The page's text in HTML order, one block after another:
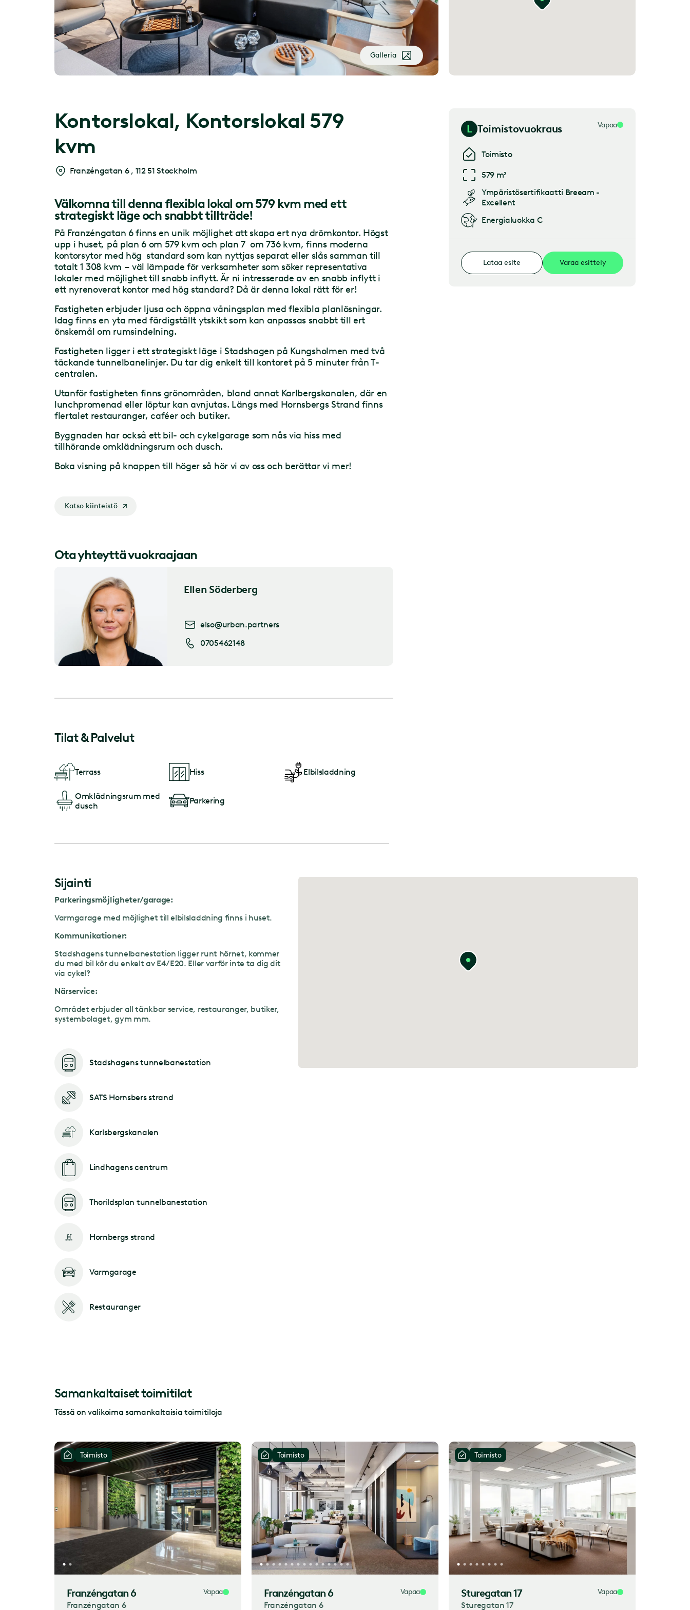
Galleria
Kontorslokal, Kontorslokal 579
kvm
Franzéngatan 6 , 112 51 Stockholm
Välkomna till denna flexibla lokal om 579 kvm med ett
strategiskt läge och snabbt tillträde!
På Franzéngatan 6 finns en unik möjlighet att skapa ert nya drömkontor. Högst
upp i huset, på plan 6 om 579 kvm och plan 7 om 736 kvm, finns moderna
kontorsytor med hög standard som kan nyttjas separat eller slås samman till
totalt 1 308 kvm – väl lämpade för verksamheter som söker representativa
lokaler med möjlighet till snabb inflytt. Är ni intresserade av en snabb inflytt i
ett nyrenoverat kontor med hög standard? Då är denna lokal rätt för er!
Fastigheten erbjuder ljusa och öppna våningsplan med flexibla planlösningar.
Idag finns en yta med färdigställt ytskikt som kan anpassas snabbt till ert
önskemål om rumsindelning.
Fastigheten ligger i ett strategiskt läge i Stadshagen på Kungsholmen med två
täckande tunnelbanelinjer. Du tar dig enkelt till kontoret på 5 minuter från T-
centralen.
Utanför fastigheten finns grönområden, bland annat Karlbergskanalen, där en
lunchpromenad eller löptur kan avnjutas. Längs med Hornsbergs Strand finns
flertalet restauranger, caféer och butiker.
Byggnaden har också ett bil- och cykelgarage som nås via hiss med
tillhörande omklädningsrum och dusch.
Boka visning på knappen till höger så hör vi av oss och berättar vi mer!
Katso kiinteistö
L Toimistovuokraus Vapaa
Toimisto
579 m²
Ympäristösertifikaatti Breeam -
Excellent
Energialuokka C
Lataa esite Varaa esittely
Ota yhteyttä vuokraajaan
Ellen Söderberg
elso@urban.partners
0705462148
Tilat & Palvelut
Terrass Hiss Elbilsladdning
Omklädningsrum med
dusch
Parkering
Sijainti
Parkeringsmöjligheter/garage:
Varmgarage med möjlighet till elbilsladdning finns i huset.
Kommunikationer:
Stadshagens tunnelbanestation ligger runt hörnet, kommer
du med bil kör du enkelt av E4/E20. Eller varför inte ta dig dit
via cykel?
Närservice:
Området erbjuder all tänkbar service, restauranger, butiker,
systembolaget, gym mm.
Stadshagens tunnelbanestation
SATS Hornsbers strand
Karlsbergskanalen
Lindhagens centrum
Thorildsplan tunnelbanestation
Hornbergs strand
Varmgarage
Restauranger
Samankaltaiset toimitilat
Tässä on valikoima samankaltaisia toimitiloja
Toimisto
Franzéngatan 6 Vapaa
Franzéngatan 6
Toimisto
Franzéngatan 6 Vapaa
Franzéngatan 6
Toimisto
Sturegatan 17 Vapaa
Sturegatan 17